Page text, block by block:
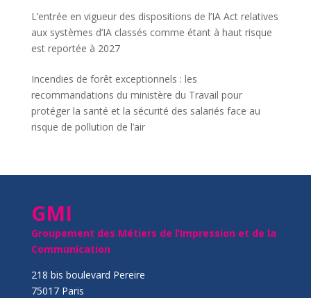
L’entrée en vigueur des dispositions de l’IA Act relatives
aux systèmes d’IA classés comme étant à haut risque
est reportée à 2027
Incendies de forêt exceptionnels : les
recommandations du ministère du Travail pour
protéger la santé et la sécurité des salariés face au
risque de pollution de l’air
GMI
Groupement des Métiers de l’Impression et de la
Communication
218 bis boulevard Pereire
75017 Paris